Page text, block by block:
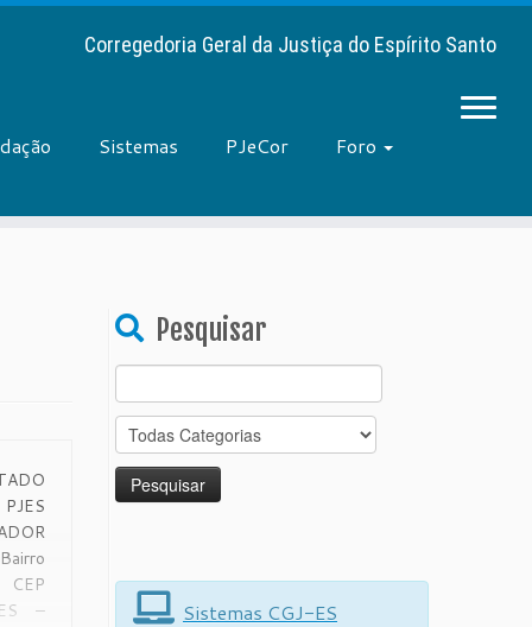
Corregedoria Geral da Justiça do Espírito Santo
Sistemas PJeCor
Foro
–
Pesquisar
for:
Sistemas CGJ-ES